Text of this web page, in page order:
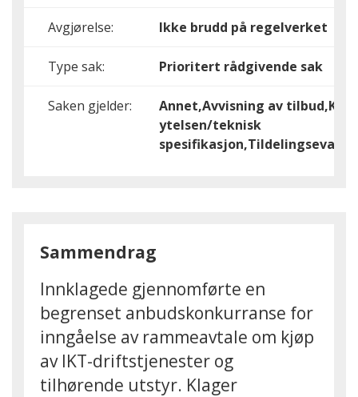
Avgjørelse: Ikke brudd på regelverket
Type sak: Prioritert rådgivende sak
Saken gjelder:
Annet,Avvisning av
ytelsen/teknisk
Sammendrag
Innklagede gjennomførte en
begrenset anbudskonkurranse for
inngåelse av rammeavtale om kjøp
av IKT-driftstjenester og
tilhørende utstyr. Klager